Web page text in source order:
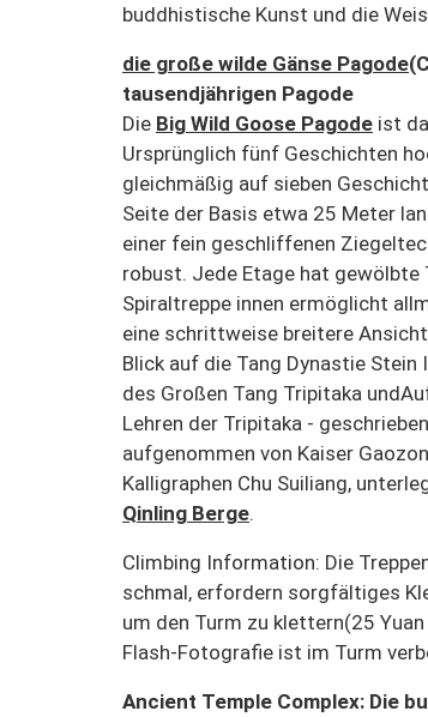
buddhistische Kunst und die
die große wilde Gänse Pagode
tausendjährigen Pagode
Die Big Wild Goose Pagode ist
Ursprünglich fünf Geschichten
gleichmäßig auf sieben
Seite der Basis etwa 25 Meter
einer fein geschliffenen
robust. Jede Etage hat gewölbte
Spiraltreppe innen ermöglicht
eine schrittweise breitere
Blick auf die Tang Dynastie
des Großen Tang Tripitaka
Lehren der Tripitaka -
aufgenommen von Kaiser
Kalligraphen Chu Suiliang,
Qinling Berge.
Climbing Information: Die
schmal, erfordern sorgfältiges
um den Turm zu klettern(25
Flash-Fotografie ist im Turm
Ancient Temple Complex: Die